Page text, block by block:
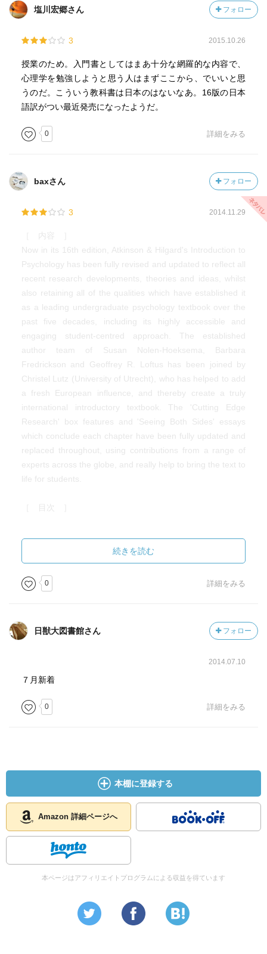
塩川宏郷さん フォロー
3 2015.10.26
授業のため。入門書としてはまあ十分な網羅的な内容で、
心理学を勉強しようと思う人はまずここから、でいいと思
うのだ。こういう教科書は日本のはないなあ。16版の日本
語訳がつい最近発売になったようだ。
0 詳細をみる
baxさん フォロー
3 2014.11.29
［ 内容 ］
Now in its 16th edition, Atkinson & Hilgard's Introduction to
Psychology has been fully revised and updated to reflect all
recent research developments, theories and ideas, whilst
also retaining all of the qualities which have established it
as a leading undergraduate psychology textbook over the
past five decades, including its highly accessible and
engaging student-centred approach. The established
author team of Susan Nolen-Hoeksema, Barbara
Fredrickson and Geoffrey R. Loftus has been joined by
Christel Lutz (University of Utrecht), who has helped to add
a fresh European influence, and thereby create a truly
international introductory textbook. The 'Cutting Edge
Research' box features and 'Seeing Both Sides' essays
which conclude each chapter have been fully updated and
replaced throughout, using contributions from a range of
experts across the globe, and really help to bring the text to
life for students.
［ 目次 ］
［ 結論 ］
［ コメント ］
［ 読了した日 ］
続きを読む
0 詳細をみる
日獣大図書館さん フォロー
2014.07.10
７月新着
0 詳細をみる
本棚に登録する
Amazon 詳細ページへ
本ページはアフィリエイトプログラムによる収益を得ています